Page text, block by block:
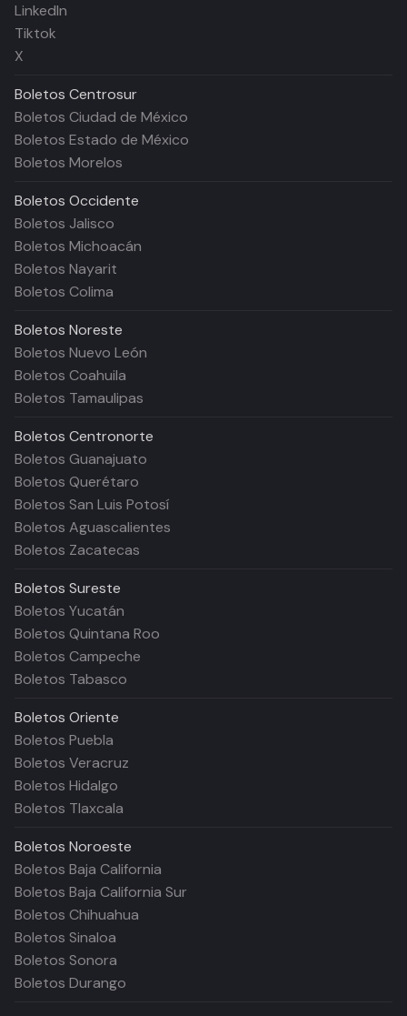
LinkedIn
Tiktok
X
Boletos Centrosur
Boletos Ciudad de México
Boletos Estado de México
Boletos Morelos
Boletos Occidente
Boletos Jalisco
Boletos Michoacán
Boletos Nayarit
Boletos Colima
Boletos Noreste
Boletos Nuevo León
Boletos Coahuila
Boletos Tamaulipas
Boletos Centronorte
Boletos Guanajuato
Boletos Querétaro
Boletos San Luis Potosí
Boletos Aguascalientes
Boletos Zacatecas
Boletos Sureste
Boletos Yucatán
Boletos Quintana Roo
Boletos Campeche
Boletos Tabasco
Boletos Oriente
Boletos Puebla
Boletos Veracruz
Boletos Hidalgo
Boletos Tlaxcala
Boletos Noroeste
Boletos Baja California
Boletos Baja California Sur
Boletos Chihuahua
Boletos Sinaloa
Boletos Sonora
Boletos Durango